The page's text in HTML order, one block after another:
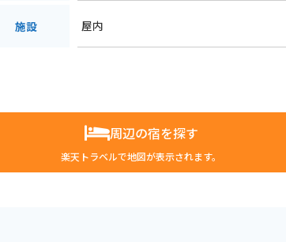
施設 屋内
周辺の宿を探す
楽天トラベルで地図が表示されます。